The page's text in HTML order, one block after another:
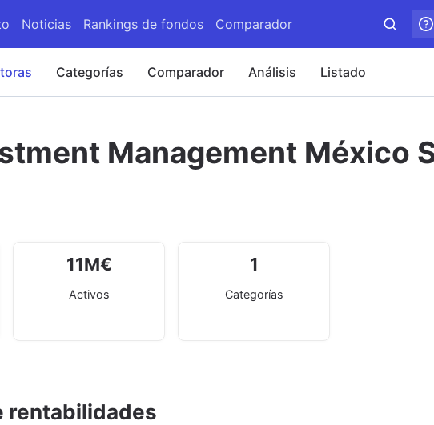
Noticias Rankings de fondos Comparador
Categorías Comparador Análisis Listado
Management México
11M€
Activos
1
Categorías
rentabilidades